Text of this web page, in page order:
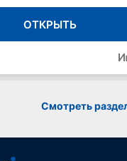
ОТКРЫТЬ
Cмотреть